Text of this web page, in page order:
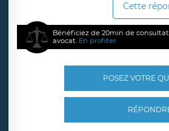
Cette
Bénéficiez de 20min de
avocat. En profiter
POSEZ VOTRE